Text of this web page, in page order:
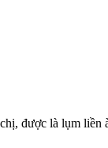
được là lụm liền